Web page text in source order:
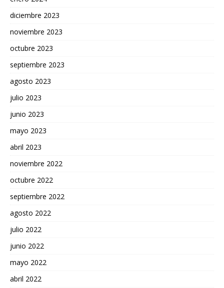
diciembre 2023
noviembre 2023
octubre 2023
septiembre 2023
agosto 2023
julio 2023
junio 2023
mayo 2023
abril 2023
noviembre 2022
octubre 2022
septiembre 2022
agosto 2022
julio 2022
junio 2022
mayo 2022
abril 2022